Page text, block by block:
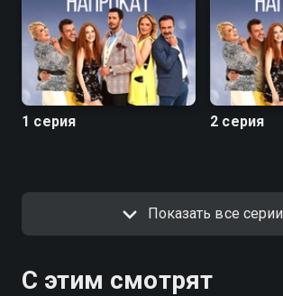
1 серия 2 серия
Показать все серии
С этим смотрят